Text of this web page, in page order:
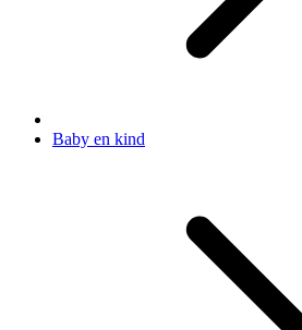
Baby en kind